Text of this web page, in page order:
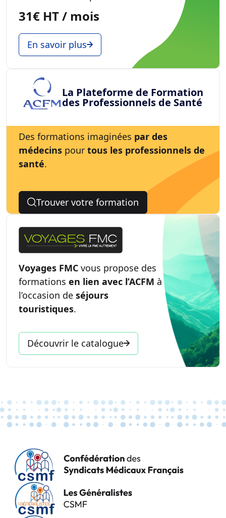
La Plateforme de Formation
des Professionnels de Santé
Des formations imaginées
médecins pourtous les professionnels de
santé.
Trouver votre formation
Voyages FMCvous propose des
l’occasion deséjours
touristiques.
Découvrir le catalogue